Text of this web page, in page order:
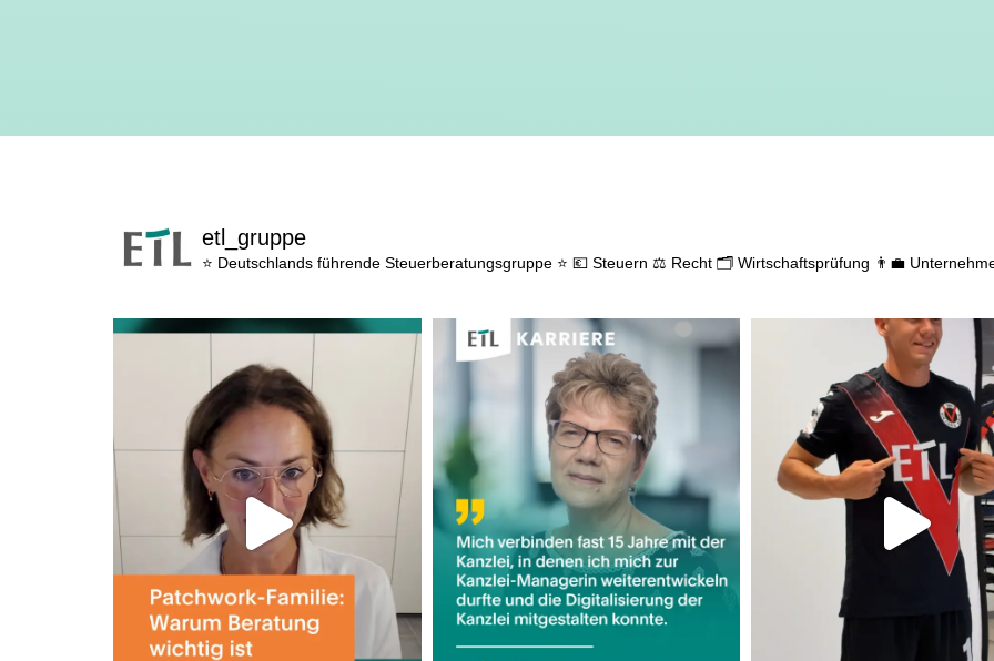
etl_gruppe
⭐ Deutschlands führende Steuerberatungsgruppe ⭐ 💶 Steuern ⚖️ Recht 🗂️ Wirtschaftsprüfung 👨‍💼